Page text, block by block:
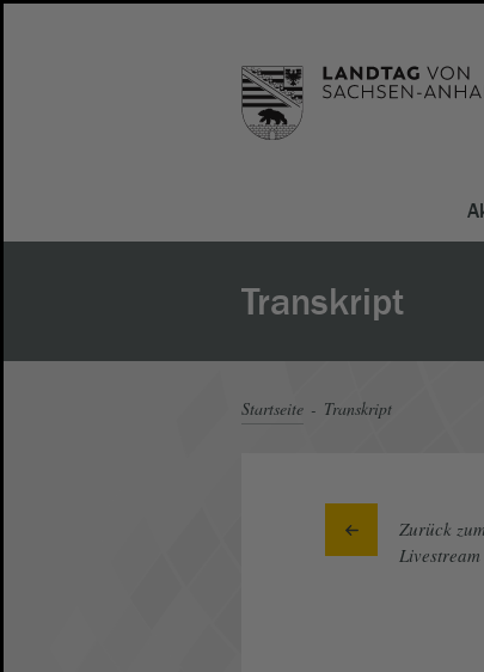
Transkript
Startseite Transkript
Zurück zum
Livestream